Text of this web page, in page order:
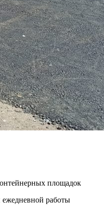
площадок
ежедневной работы